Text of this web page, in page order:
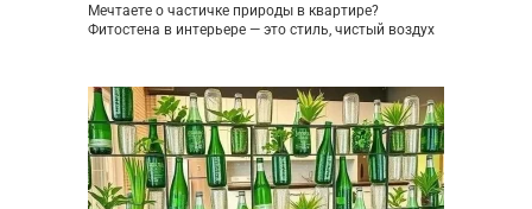
Мечтаете о частичке природы в квартире?
Фитостена в интерьере — это стиль, чистый воздух